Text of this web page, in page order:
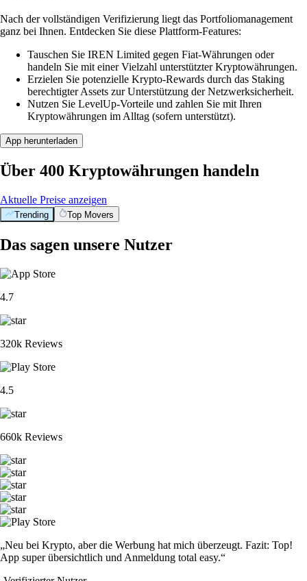
Nach der vollständigen Verifizierung liegt das Portfoliomanagement
ganz bei Ihnen. Entdecken Sie diese Plattform-Features:
Tauschen Sie IREN Limited gegen Fiat-Währungen oder
handeln Sie mit einer Vielzahl unterstützter Kryptowährungen.
Erzielen Sie potenzielle Krypto-Rewards durch das Staking
berechtigter Assets zur Unterstützung der Netzwerksicherheit.
Nutzen Sie LevelUp-Vorteile und zahlen Sie mit Ihren
Kryptowährungen im Alltag (sofern unterstützt).
App herunterladen
Über 400 Kryptowährungen handeln
Aktuelle Preise anzeigen
Trending Top Movers
Das sagen unsere Nutzer
4.7
320k Reviews
4.5
660k Reviews
„Neu bei Krypto, aber die Werbung hat mich überzeugt. Fazit: Top!
App super übersichtlich und Anmeldung total easy.“